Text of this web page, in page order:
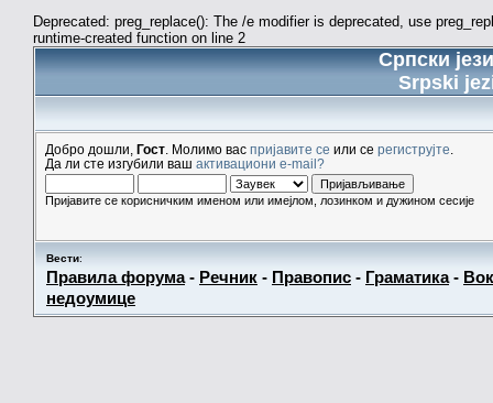
Deprecated: preg_replace(): The /e modifier is deprecated, use
runtime-created function on line 2
Српски
Srpski
Добро дошли, Гост . Молимо вас пријавите се или се региструјте
Да ли сте изгубили ваш активациони e-mail?
Пријавите се корисничким именом или имејлом, лозинком и дужином сесије
Вести:
Правила форума- Речник - Правопис - Граматика-
недоумице